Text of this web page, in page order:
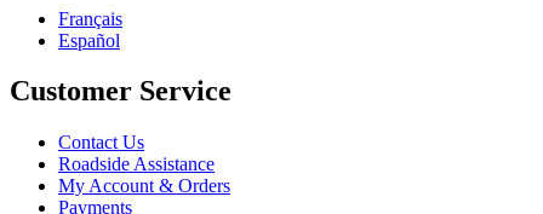
Français
Español
Customer Service
Contact Us
Roadside Assistance
My Account & Orders
Payments